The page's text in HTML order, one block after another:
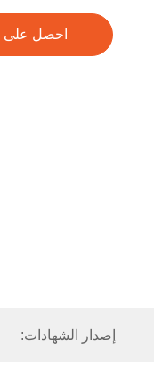
احصل على
إصدار الشهادات: